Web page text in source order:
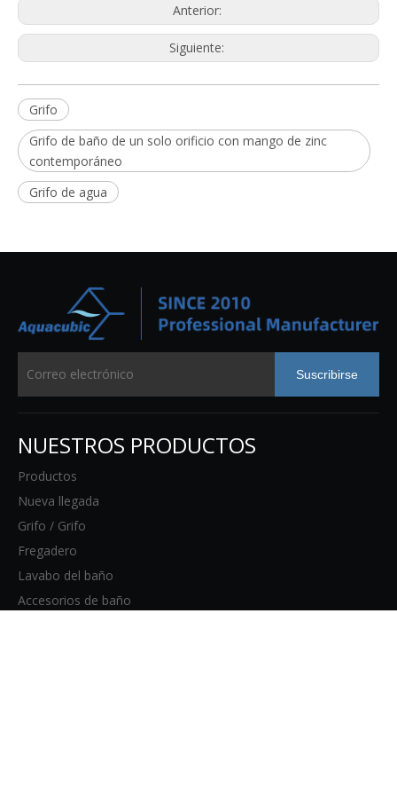
Anterior:
Siguiente:
Grifo
Grifo de baño de un solo orificio con mango de zinc
contemporáneo
Grifo de agua
Suscribirse
NUESTROS PRODUCTOS
Productos
Nueva llegada
Grifo / Grifo
Fregadero
Lavabo del baño
Accesorios de baño